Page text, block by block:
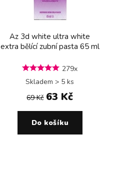
Az 3d white ultra white
extra bělící zubní pasta 65 ml
279x
Skladem > 5 ks
69 Kč 63 Kč
Do košíku